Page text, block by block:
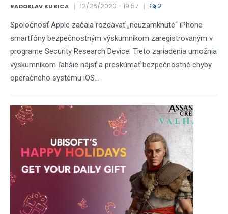
RADOSLAV KUBICA 12/26/2020 - 19:57 2
Spoločnosť Apple začala rozdávať „neuzamknuté“ iPhone
smartfóny bezpečnostným výskumníkom zaregistrovaným v
programe Security Research Device. Tieto zariadenia umožnia
výskumníkom ľahšie nájsť a preskúmať bezpečnostné chyby
operačného systému iOS...